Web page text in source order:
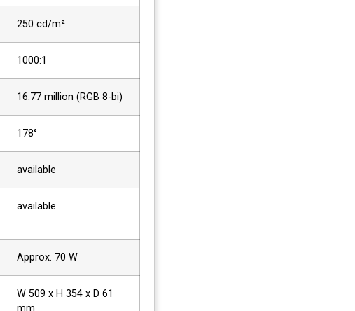
250 cd/m²
1000:1
16.77 million (RGB 8-bi)
178°
available
available
Approx. 70 W
W 509 x H 354 x D 61